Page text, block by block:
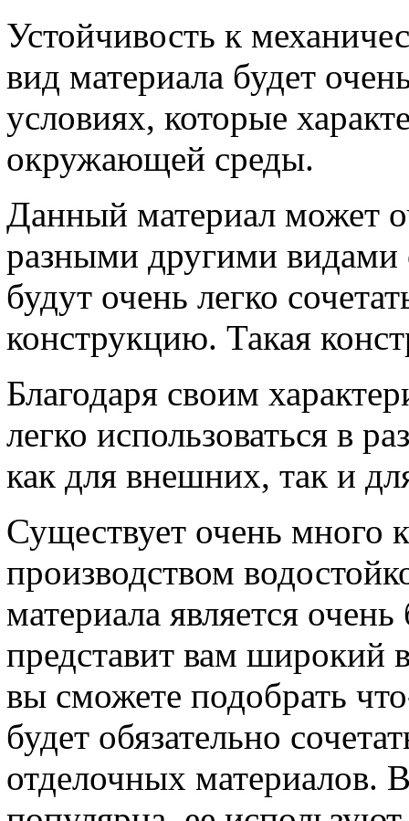
Устойчивость к
вид материала будет
условиях, которые
окружающей среды.
Данный материал может
разными другими видами
будут очень легко
конструкцию. Такая
Благодаря своим
легко использоваться в
как для внешних, так и
Существует очень много
производством
материала является
представит вам широкий
вы сможете подобрать
будет обязательно
отделочных материалов.